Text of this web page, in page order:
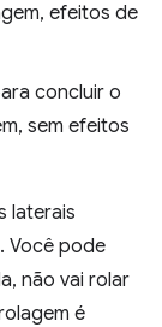
efeitos de
concluir o
sem efeitos
laterais
Você pode
não vai rolar
é